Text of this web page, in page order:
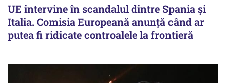
UE intervine în scandalul dintre Spania și
Italia. Comisia Europeană anunță când ar
putea fi ridicate controalele la frontieră